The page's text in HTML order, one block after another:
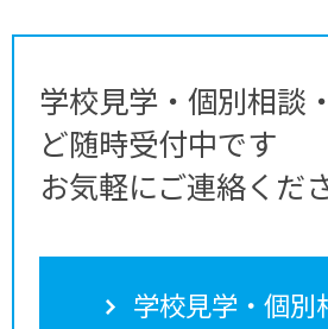
学校見学・個別相談
ど随時受付中です
お気軽にご連絡くだ
学校見学・個別